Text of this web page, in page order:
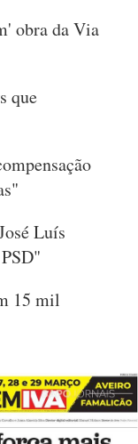
obra da Via
que
Luís
15 mil